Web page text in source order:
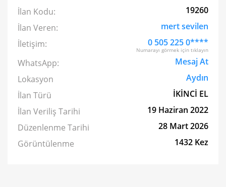
İlan Kodu:
19260
İlan Veren:
mert sevilen
İletişim:
0 505 225 0****
Numarayı görmek için tıklayın
WhatsApp:
Mesaj At
Lokasyon
Aydın
İlan Türü
İKİNCİ EL
İlan Veriliş Tarihi
19 Haziran 2022
Düzenlenme Tarihi
28 Mart 2026
Görüntülenme
1432 Kez